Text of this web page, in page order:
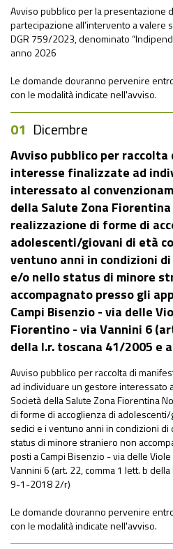
Avviso pubblico per la presentazione
partecipazione all’intervento a valere
DGR 759/2023, denominato
anno 2026
Le domande dovranno pervenire
con le modalità indicate nell'avviso.
01 Dicembre
Avviso pubblico per
interesse finalizzate ad
interessato al
della Salute Zona
realizzazione di forme di
adolescenti/giovani di età
ventuno anni in condizioni
e/o nello status di minore
accompagnato presso gli
Campi Bisenzio - via delle
Fiorentino - via Vannini 6
della l.r. toscana 41/2005 e
Avviso pubblico per raccolta di
ad individuare un gestore interessato
Società della Salute Zona Fiorentina
di forme di accoglienza di
sedici e i ventuno anni in condizioni
status di minore straniero non
posti a Campi Bisenzio - via delle
Vannini 6 (art. 22, comma 1 lett. b
9-1-2018 2/r)
Le domande dovranno pervenire
con le modalità indicate nell'avviso.